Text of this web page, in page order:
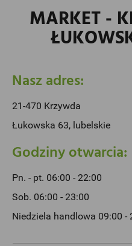
MARKET -
Nasz adres:
21-470 Krzywda
Łukowska 63, lubelskie
Godziny otwarcia:
Pn. - pt. 06:00 - 22:00
Sob. 06:00 - 23:00
Niedziela handlowa 09:00 -